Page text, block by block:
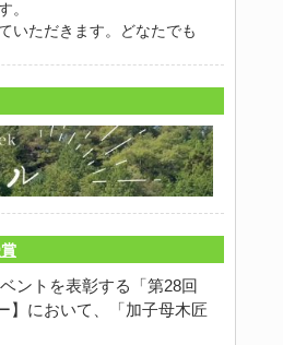
。
いただきます。どなたでも
ントを表彰する「第28回
】において、「加子母木匠